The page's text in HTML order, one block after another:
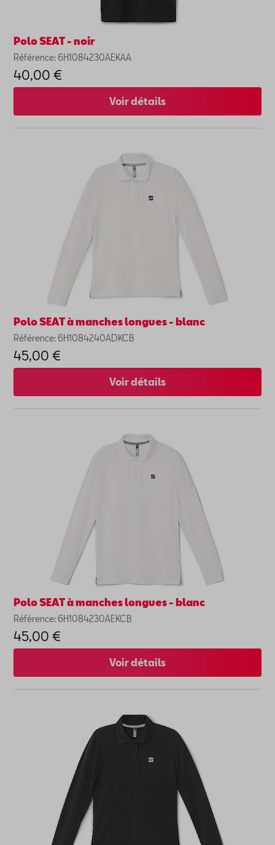
Polo SEAT - noir
Référence: 6H1084230AEKAA
40,00 €
Voir détails
Polo SEAT à manches longues - blanc
Référence: 6H1084240ADKCB
45,00 €
Voir détails
Polo SEAT à manches longues - blanc
Référence: 6H1084230AEKCB
45,00 €
Voir détails